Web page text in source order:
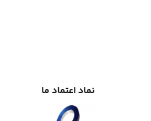
نماد اعتماد ما